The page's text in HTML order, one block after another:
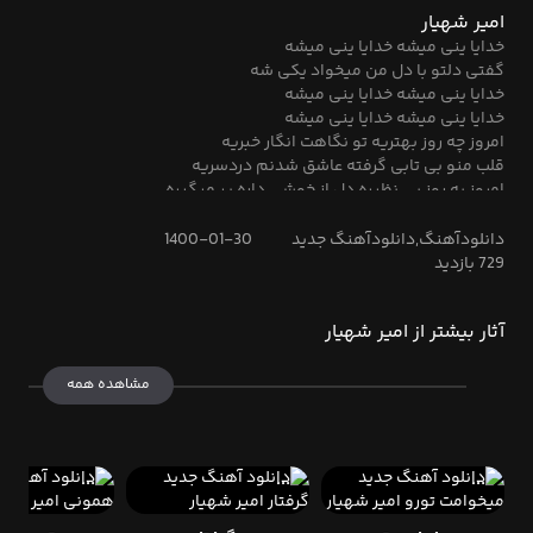
امیر شهیار
گفتی منو میخوای میخوای واسه همیشه
خدایا ینی میشه خدایا ینی میشه
گفتی دلتو با دل من میخواد یکی شه
خدایا ینی میشه خدایا ینی میشه
خدایا ینی میشه خدایا ینی میشه
امروز چه روز بهتریه تو نگاهت انگار خبریه
قلب منو بی تابی گرفته عاشق شدنم دردسریه
امروز یه روز بی نظیره دل از خوشی داره پر میگیره
گفتی منو میخوای میخوای واسه همیشه
خدایا ینی میشه خدایا ینی میشه
خدایا ینی میشه خدایا ینی میشه
دانلودآهنگ,دانلودآهنگ جدید
1400-01-30
729 بازدید
آثار بیشتر از امیر شهیار
مشاهده همه